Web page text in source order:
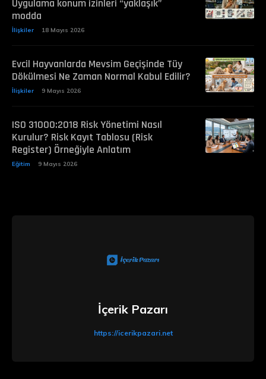
Uygulama konum izinleri “yaklaşık”
modda
İlişkiler 18 Mayıs 2026
Evcil Hayvanlarda Mevsim Geçişinde Tüy
Dökülmesi Ne Zaman Normal Kabul Edilir?
İlişkiler 9 Mayıs 2026
ISO 31000:2018 Risk Yönetimi Nasıl
Kurulur? Risk Kayıt Tablosu (Risk
Register) Örneğiyle Anlatım
Eğitim 9 Mayıs 2026
İçerik Pazarı
https://icerikpazari.net